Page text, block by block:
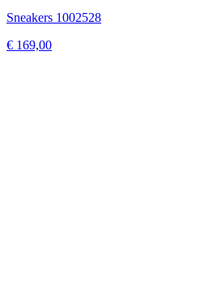
Sneakers 1002528
€ 169,00